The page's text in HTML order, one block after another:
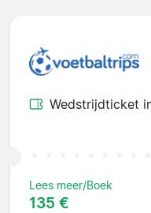
Wedstrijdticket
Lees meer/Boek
135 €